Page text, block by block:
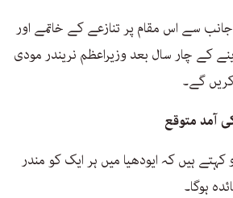
سے اس مقام پر تنازعے کے خاتمے اور
کے چار سال بعد وزیراعظم نریندر مودی
گے۔
آمد متوقع
کہتے ہیں کہ ایودھیا میں ہر ایک کو مندر
ہوگا۔